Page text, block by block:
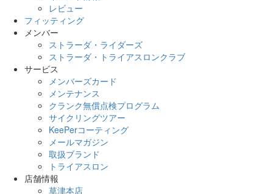
レビュー
フィッティング
メンバー
ストラーダ・ライダーズ
ストラーダ・トライアスロンクラブ
サービス
メンバーズカード
メンテナンス
クランク無償点検プログラム
サイクリングツアー
KeePerコーティング
メールマガジン
取扱ブランド
トライアスロン
店舗情報
草津本店